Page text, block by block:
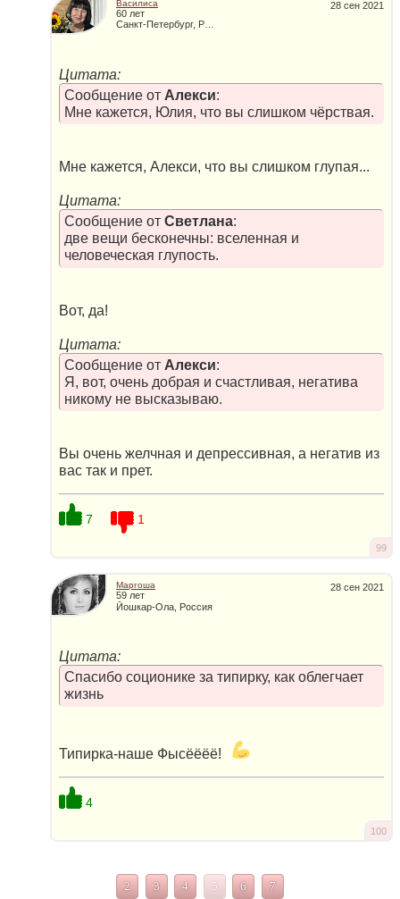
28 сен 2021
Василиса
60 лет
Цитата:
Сообщение от Алекси:
Мне кажется, Юлия, что вы слишком чёрствая.
Мне кажется, Алекси, что вы слишком глупая...
Цитата:
Сообщение от Светлана:
две вещи бесконечны: вселенная и
человеческая глупость.
Вот, да!
Цитата:
Сообщение от Алекси:
Я, вот, очень добрая и счастливая, негатива
никому не высказываю.
Вы очень желчная и депрессивная, а негатив из
вас так и прет.
7 1
99
28 сен 2021
Маргоша
59 лет
Йошкар-Ола, Россия
Цитата:
Спасибо соционике за типирку, как облегчает
жизнь
Типирка-наше Фысёёёё!
4
100
2 3 4 5 6 7